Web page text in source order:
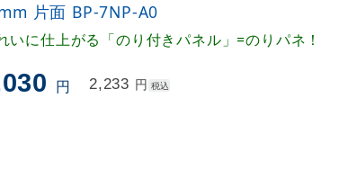
片面 BP-7NP-A0
いに仕上がる「のり付きパネル」=のりパネ！
円 2,233 円 税込